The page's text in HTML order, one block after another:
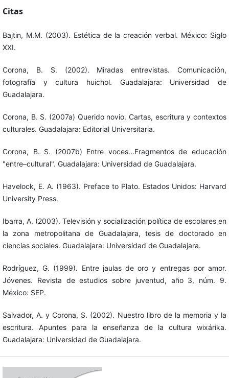
Citas
Bajtin, M.M. (2003). Estética de la creación verbal. México: Siglo
XXI.
Corona, B. S. (2002). Miradas entrevistas. Comunicación,
fotografía y cultura huichol. Guadalajara: Universidad de
Guadalajara.
Corona, B. S. (2007a) Querido novio. Cartas, escritura y contextos
culturales. Guadalajara: Editorial Universitaria.
Corona, B. S. (2007b) Entre voces...Fragmentos de educación
"entre–cultural". Guadalajara: Universidad de Guadalajara.
Havelock, E. A. (1963). Preface to Plato. Estados Unidos: Harvard
University Press.
Ibarra, A. (2003). Televisión y socialización política de escolares en
la zona metropolitana de Guadalajara, tesis de doctorado en
ciencias sociales. Guadalajara: Universidad de Guadalajara.
Rodríguez, G. (1999). Entre jaulas de oro y entregas por amor.
Jóvenes. Revista de estudios sobre juventud, año 3, núm. 9.
México: SEP.
Salvador, A. y Corona, S. (2002). Nuestro libro de la memoria y la
escritura. Apuntes para la enseñanza de la cultura wixárika.
Guadalajara: Universidad de Guadalajara.